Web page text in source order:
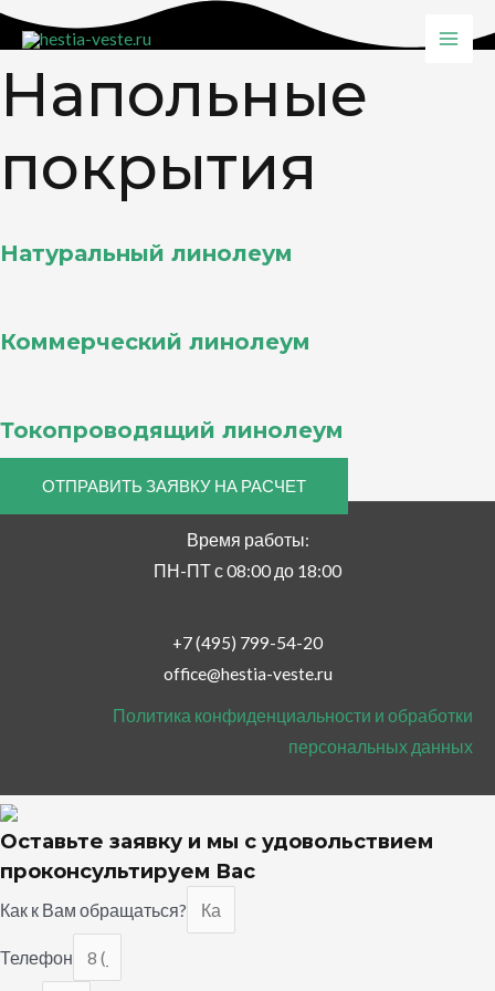
Перейти
к
содержимому
Напольные
покрытия
Натуральный линолеум
Коммерческий линолеум
Токопроводящий линолеум
ОТПРАВИТЬ ЗАЯВКУ НА РАСЧЕТ
Время работы:
ПН-ПТ с 08:00 до 18:00
+7 (495) 799-54-20
office@hestia-veste.ru
Политика конфиденциальности и обработки
персональных данных
Оставьте заявку и мы с удовольствием
проконсультируем Вас
Как к Вам обращаться?
Телефон